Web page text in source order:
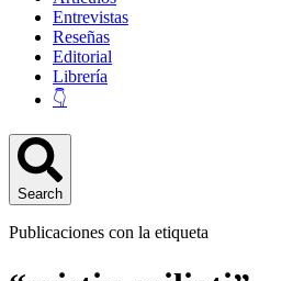
Entrevistas
Reseñas
Editorial
Librería
👇
Search
Publicaciones con la etiqueta